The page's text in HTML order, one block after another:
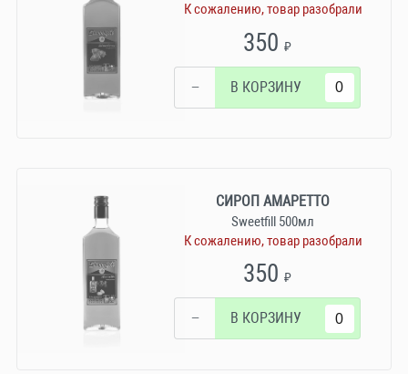
К сожалению, товар разобрали
350₽
− В КОРЗИНУ
СИРОП АМАРЕТТО
Sweetfill 500мл
К сожалению, товар разобрали
350₽
− В КОРЗИНУ